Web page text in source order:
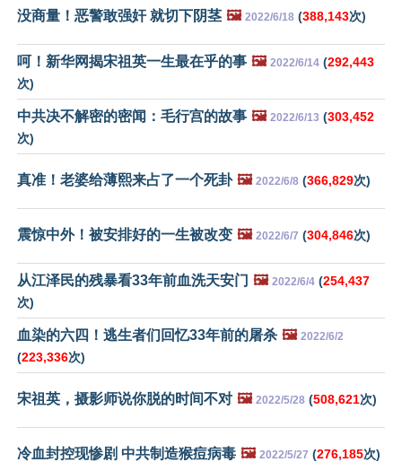
没商量！恶警敢强奸 就切下阴茎 🖼️ 2022/6/18 (388,143次)
呵！新华网揭宋祖英一生最在乎的事 🖼️ 2022/6/14 (292,443
次)
中共决不解密的密闻：毛行宫的故事 🖼️ 2022/6/13 (303,452
次)
真准！老婆给薄熙来占了一个死卦 🖼️ 2022/6/8 (366,829次)
震惊中外！被安排好的一生被改变 🖼️ 2022/6/7 (304,846次)
从江泽民的残暴看33年前血洗天安门 🖼️ 2022/6/4 (254,437
次)
血染的六四！逃生者们回忆33年前的屠杀 🖼️ 2022/6/2
(223,336次)
宋祖英，摄影师说你脱的时间不对 🖼️ 2022/5/28 (508,621次)
冷血封控现惨剧 中共制造猴痘病毒 🖼️ 2022/5/27 (276,185次)